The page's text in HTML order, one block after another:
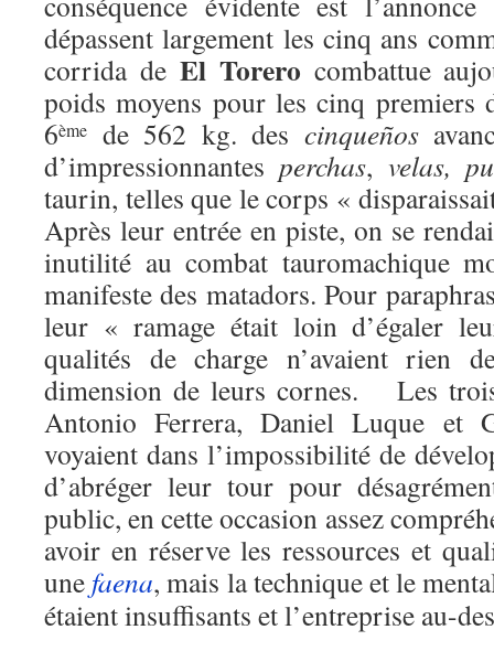
dépassent largement les cinq ans
corrida de El Torero combattue
poids moyens pour les cinq premiers
6ème de 562 kg. des cinqueños
d’impressionnantesperchas, velas,
taurin, telles que le corps «
Après leur entrée en piste, on se
inutilité au combat tauromachique
manifeste des matadors. Pour
leur « ramage était loin d’égaler
qualités de charge n’avaient rien
dimension de leurs cornes. Les
Antonio Ferrera, Daniel Luque et
voyaient dans l’impossibilité de
d’abréger leur tour pour
public, en cette occasion assez
avoir en réserve les ressources et
une faena, mais la technique et le
étaient insuffisants et l’entreprise au-